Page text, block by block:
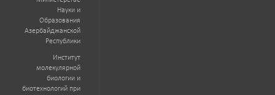
Науки и
Образования
Азербайджанской
Республики
Институт
молекулярной
биологии и
биотехнологий при